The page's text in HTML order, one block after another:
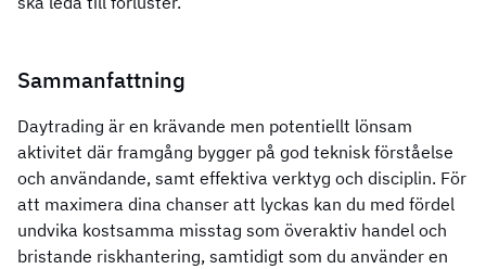
Sammanfattning
Daytrading är en krävande men potentiellt lönsam
aktivitet där framgång bygger på god teknisk förståelse
och användande, samt effektiva verktyg och disciplin. För
att maximera dina chanser att lyckas kan du med fördel
undvika kostsamma misstag som överaktiv handel och
bristande riskhantering, samtidigt som du använder en